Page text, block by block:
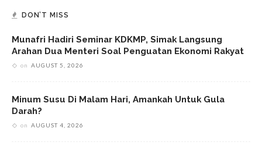
DON’T MISS
Munafri Hadiri Seminar KDKMP, Simak Langsung
Arahan Dua Menteri Soal Penguatan Ekonomi Rakyat
on AUGUST 5, 2026
Minum Susu Di Malam Hari, Amankah Untuk Gula
Darah?
on AUGUST 4, 2026